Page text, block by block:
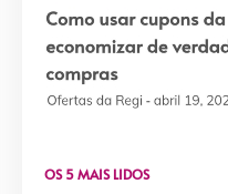
OS 5 MAIS LIDOS